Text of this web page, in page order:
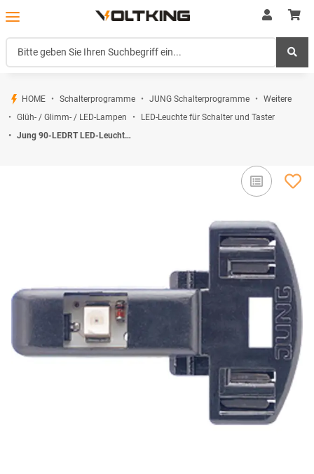
HOME Schalterprogramme JUNG Schalterprogramme
Weitere
Glüh- / Glimm- / LED-Lampen
LED-Leuchte für Schalter und Taster
Jung 90-LEDRT LED-Leuchte 110-250 V, 1,1 mA Rot